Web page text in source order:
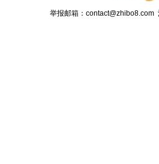
举报邮箱：